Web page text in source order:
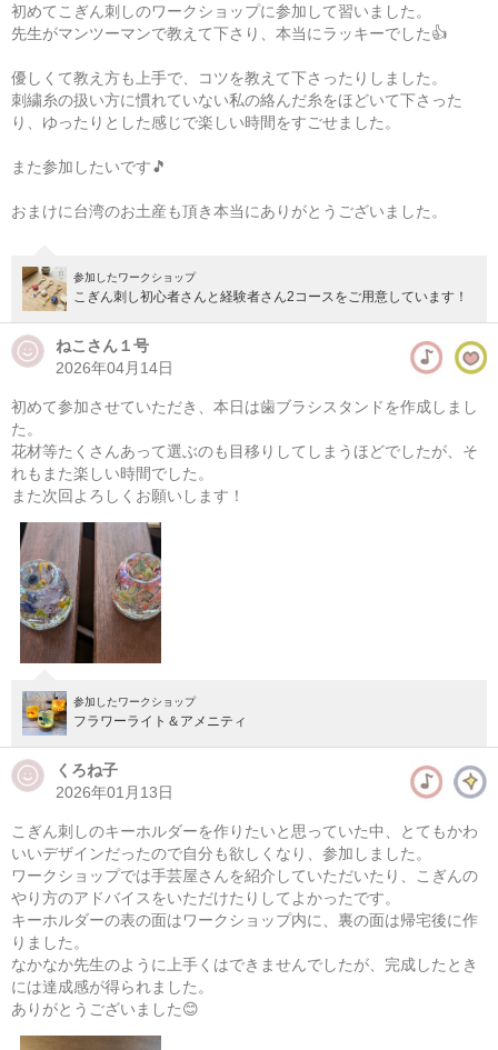
ワイヤークラフト プチツリー
準備中
ワイヤークラフト キャンドルフレーム
準備中
次の開催をお楽しみに！
初めてこぎん刺しのワークショップに参加して習いました。
先生がマンツーマンで教えて下さり、本当にラッキーでした👍
優しくて教え方も上手で、コツを教えて下さったりしました。
刺繍糸の扱い方に慣れていない私の絡んだ糸をほどいて下さった
り、ゆったりとした感じで楽しい時間をすごせました。
また参加したいです🎵
おまけに台湾のお土産も頂き本当にありがとうございました。
参加したワークショップ
こぎん刺し初心者さんと経験者さん2コースをご用意しています！
ねこさん１号
2026年04月14日
初めて参加させていただき、本日は歯ブラシスタンドを作成しまし
た。
花材等たくさんあって選ぶのも目移りしてしまうほどでしたが、そ
れもまた楽しい時間でした。
また次回よろしくお願いします！
参加したワークショップ
フラワーライト＆アメニティ
くろね子
2026年01月13日
こぎん刺しのキーホルダーを作りたいと思っていた中、とてもかわ
いいデザインだったので自分も欲しくなり、参加しました。
ワークショップでは手芸屋さんを紹介していただいたり、こぎんの
やり方のアドバイスをいただけたりしてよかったです。
キーホルダーの表の面はワークショップ内に、裏の面は帰宅後に作
りました。
なかなか先生のように上手くはできませんでしたが、完成したとき
には達成感が得られました。
ありがとうございました😊